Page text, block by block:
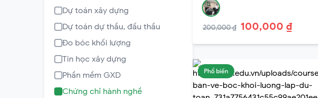
Dự toán xây dựng
Dự toán dự thầu, đấu thầu
Đo bóc khối lượng
Tin học xây dựng
Phần mềm GXD
Chứng chỉ hành nghề
200,000 ₫ 100,000 ₫
Phổ biến